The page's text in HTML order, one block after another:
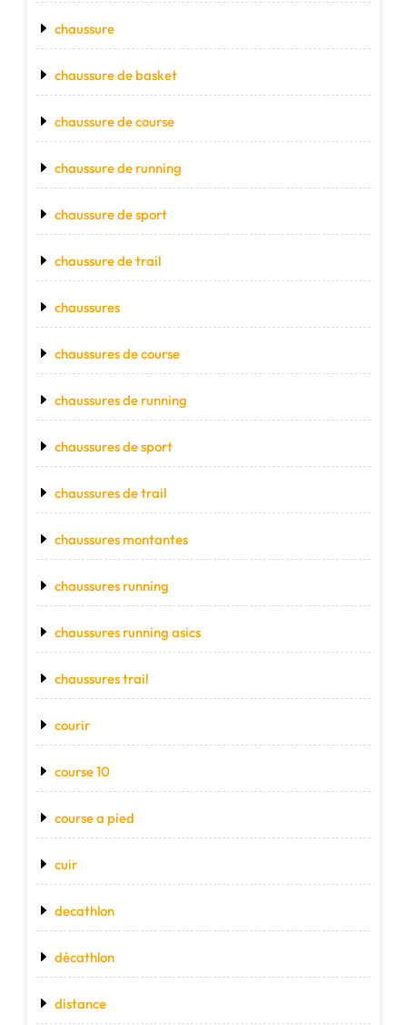
chaussure
chaussure de basket
chaussure de course
chaussure de running
chaussure de sport
chaussure de trail
chaussures
chaussures de course
chaussures de running
chaussures de sport
chaussures de trail
chaussures montantes
chaussures running
chaussures running asics
chaussures trail
courir
course 10
course a pied
cuir
decathlon
décathlon
distance